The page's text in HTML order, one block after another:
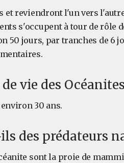
et reviendront l'un vers
s'occupent à tour de rôle
50 jours, par tranches de 6
vie des
30 ans.
des prédateurs
sont la proie de